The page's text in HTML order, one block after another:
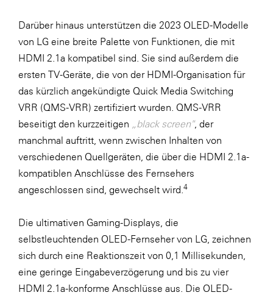
Darüber hinaus unterstützen die 2023 OLED-Modelle
von LG eine breite Palette von Funktionen, die mit
HDMI 2.1a kompatibel sind. Sie sind außerdem die
ersten TV-Geräte, die von der HDMI-Organisation für
das kürzlich angekündigte Quick Media Switching
VRR (QMS-VRR) zertifiziert wurden. QMS-VRR
beseitigt den kurzzeitigen „black screen", der
manchmal auftritt, wenn zwischen Inhalten von
verschiedenen Quellgeräten, die über die HDMI 2.1a-
kompatiblen Anschlüsse des Fernsehers
angeschlossen sind, gewechselt wird. 4
Die ultimativen Gaming-Displays, die
selbstleuchtenden OLED-Fernseher von LG, zeichnen
sich durch eine Reaktionszeit von 0,1 Millisekunden,
eine geringe Eingabeverzögerung und bis zu vier
HDMI 2.1a-konforme Anschlüsse aus. Die OLED-